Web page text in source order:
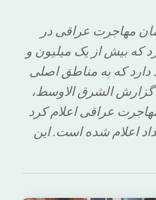
مهاجرت عراقی در
که بیش از یک میلیون و
دارد که به مناطق اصلی
گزارش الشرق الاوسط،
عراقی اعلام کرد
اعلام شده است. این